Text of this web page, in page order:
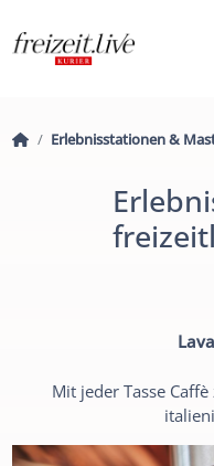
Erlebnisstationen &
Mit jeder Tasse